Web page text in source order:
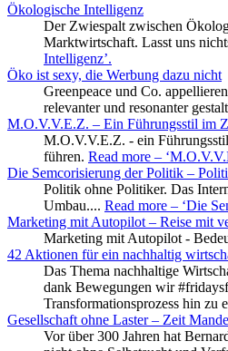
Ökologische Intelligenz
Der Zwiespalt zwischen
Marktwirtschaft. Lasst uns
Intelligenz’.
Öko ist sexy, die Werbung dazu nicht
Greenpeace und Co.
relevanter und resonanter
M.O.V.V.E.Z. – Ein Führungsstil im
M.O.V.V.E.Z. - ein
führen. Read more –
Die Semcorisierung der Politik –
Politik ohne Politiker. Das
Umbau.... Read more – ‘Die
Marketing mit Autopilot – Reise mit
Marketing mit Autopilot -
42 Aktionen für ein nachhaltig
Das Thema nachhaltige
dank Bewegungen wir
Transformationsprozess hin
Gesellschaft ohne Laster – Zeit
Vor über 300 Jahren hat